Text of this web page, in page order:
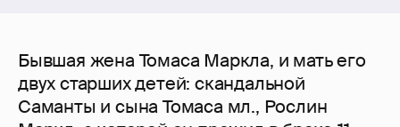
Бывшая жена Томаса Маркла, и мать его
двух старших детей: скандальной
Саманты и сына Томаса мл., Рослин